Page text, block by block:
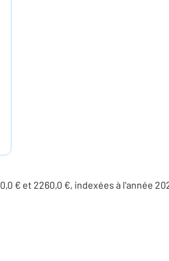
€ et 2260,0 €, indexées à l'année